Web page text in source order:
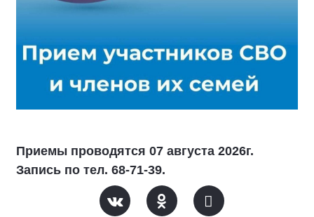
Приемы проводятся 07 августа 2026г.
Запись по тел. 68-71-39.